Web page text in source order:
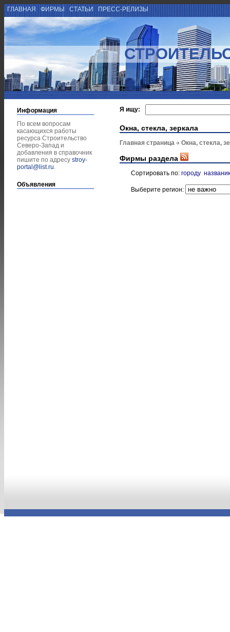
ГЛАВНАЯ ФИРМЫ СТАТЬИ ПРЕСС-РЕЛИЗЫ
Информация
По всем вопросам
касающихся работы
ресурса Строительство
Северо-Запад и
добавления в справочник
пишите по адресу stroy-
portal@list.ru.
Объявления
Я ищу:
Окна, стекла, зеркала
Главная страница Окна, стекла,
Фирмы раздела
Сортировать по: городу
Выберите регион: